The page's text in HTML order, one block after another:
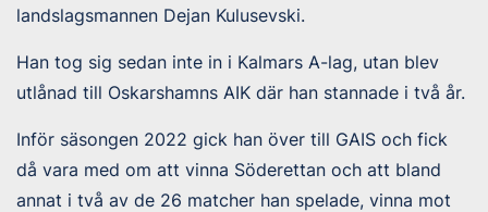
landslagsmannen Dejan Kulusevski.
Han tog sig sedan inte in i Kalmars A-lag, utan blev
utlånad till Oskarshamns AIK där han stannade i två år.
Inför säsongen 2022 gick han över till GAIS och fick
då vara med om att vinna Söderettan och att bland
annat i två av de 26 matcher han spelade, vinna mot